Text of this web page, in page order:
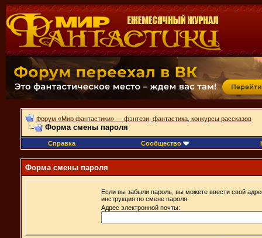
Форум «Мир фантастики» — фэнтези, фантастика, конкурсы рассказов
Форма смены пароля
Справка Сообщество
Форма смены пароля
Если вы забыли пароль, вы можете ввести свой
инструкция по смене пароля.
Адрес электронной почты: